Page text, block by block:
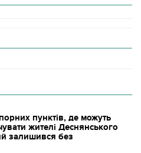
пунктів, де можуть
жителі Деснянського
залишився без